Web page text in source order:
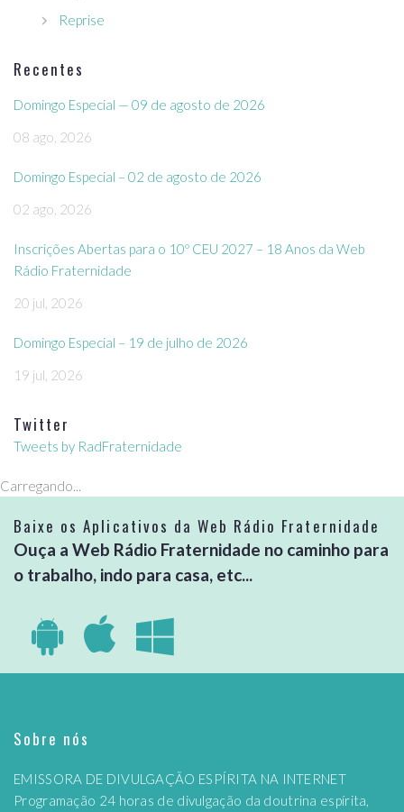
Reprise
Recentes
Domingo Especial — 09 de agosto de 2026
08 ago, 2026
Domingo Especial – 02 de agosto de 2026
02 ago, 2026
Inscrições Abertas para o 10º CEU 2027 – 18 Anos da Web
Rádio Fraternidade
20 jul, 2026
Domingo Especial – 19 de julho de 2026
19 jul, 2026
Twitter
Tweets by RadFraternidade
Carregando...
Baixe os Aplicativos da Web Rádio Fraternidade
Ouça a Web Rádio Fraternidade no caminho para
o trabalho, indo para casa, etc...
Sobre nós
EMISSORA DE DIVULGAÇÃO ESPÍRITA NA INTERNET
Programação 24 horas de divulgação da doutrina espírita,